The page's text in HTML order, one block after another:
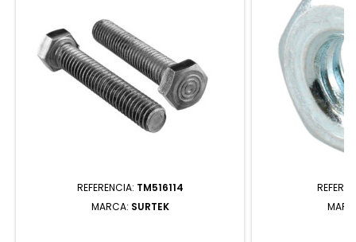
REFERENCIA: TM516114
MARCA: SURTEK